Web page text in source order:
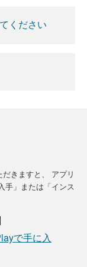
ください
きますと、
アプリ
手」または「インス